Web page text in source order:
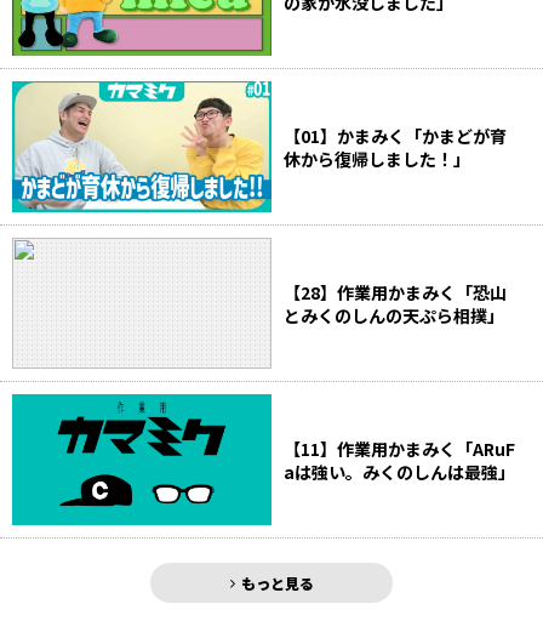
【01】かまみく「かまどが育
休から復帰しました！」
【28】作業用かまみく「恐山
とみくのしんの天ぷら相撲」
【11】作業用かまみく「ARuF
aは強い。みくのしんは最強」
もっと見る